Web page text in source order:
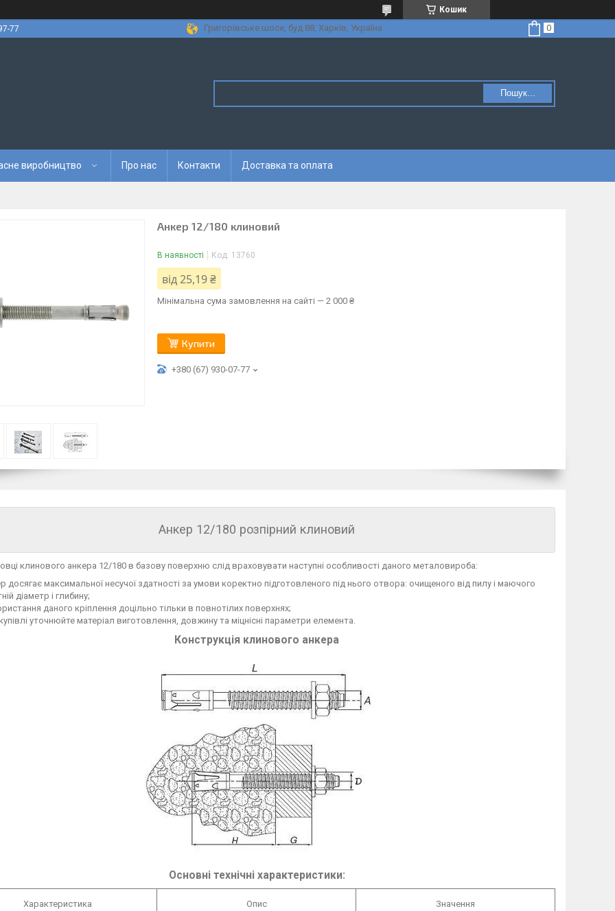
Кошик
77
Григорівське шосе, буд.88, Харків, Україна
Пошук...
виробництво Про нас Контакти Доставка та оплата
Анкер 12/180 клиновий
В наявності Код: 13760
від25,19 ₴
Мінімальна сума замовлення на сайті — 2 000 ₴
Купити
+380 (67) 930-07-77
Анкер 12/180 розпірний клиновий
клинового анкера 12/180 в базову поверхню слід враховувати наступні особливості даного металовироба:
досягає максимальної несучої здатності за умови коректно підготовленого під нього отвора: очищеного від пилу і маючого
діаметр і глибину;
даного кріплення доцільно тільки в повнотілих поверхнях;
уточнюйте матеріал виготовлення, довжину та міцнісні параметри елемента.
Конструкція клинового анкера
Основні технічні характеристики:
Характеристика Опис Значення